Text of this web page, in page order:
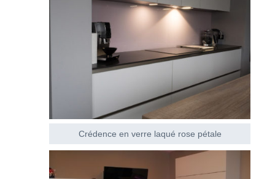
Crédence en verre laqué rose pétale